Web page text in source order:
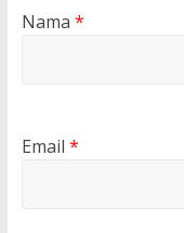
Nama *
Email *